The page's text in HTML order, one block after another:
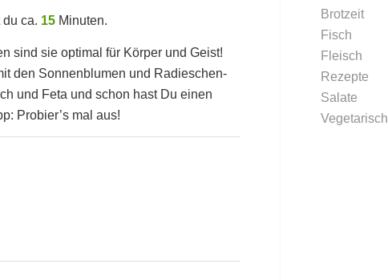
ca. 15 Minuten.
sind sie optimal für Körper und Geist!
den Sonnenblumen und Radieschen-
und Feta und schon hast Du einen
Probier’s mal aus!
Brotzeit
Fisch
Fleisch
Rezepte
Salate
Vegetarisch